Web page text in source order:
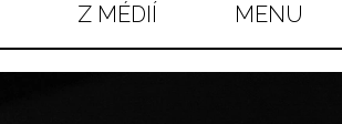
Z MÉDIÍ MENU